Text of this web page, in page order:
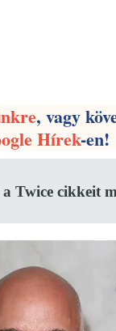
, vagy
Hírek-en!
Twice cikkeit